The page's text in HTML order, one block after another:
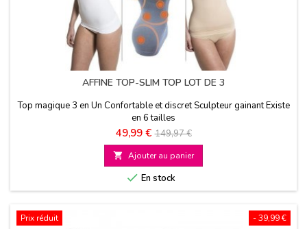
AFFINE TOP-SLIM TOP LOT DE 3
Top magique 3 en Un Confortable et discret Sculpteur gainant Existe
en 6 tailles
Prix
49,99 € Prix
de
base
149,97 €
 Ajouter au panier
 En stock
- 39,99 €
Prix réduit